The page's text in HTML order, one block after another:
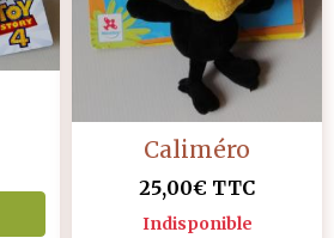
Caliméro
25,00€ TTC
Indisponible